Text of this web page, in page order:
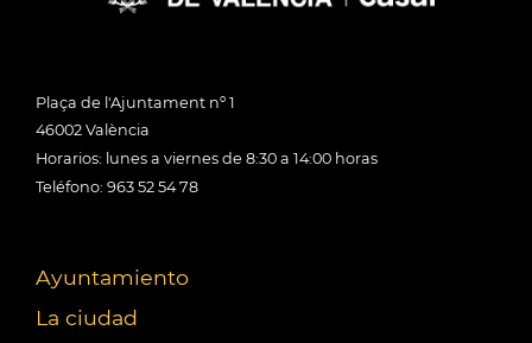
Plaça de l'Ajuntament nº 1
46002 València
Horarios: lunes a viernes de 8:30 a 14:00 horas
Teléfono: 963 52 54 78
Ayuntamiento
La ciudad